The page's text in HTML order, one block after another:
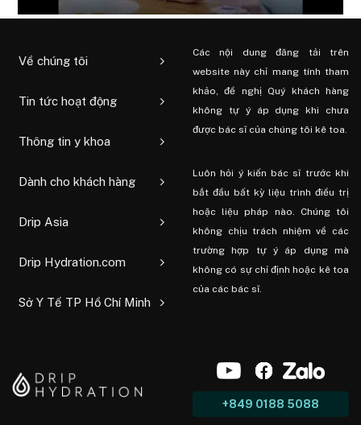
Về chúng tôi
Tin tức hoạt động
Thông tin y khoa
Dành cho khách hàng
Drip Asia
Drip Hydration.com
Sở Y Tế TP Hồ Chí Minh
Các nội dung đăng tải trên
website này chỉ mang tính tham
khảo, đề nghị Quý khách hàng
không tự ý áp dụng khi chưa
được bác sĩ của chúng tôi kê toa.
Luôn hỏi ý kiến ​​bác sĩ trước khi
bắt đầu bất kỳ liệu trình điều trị
hoặc liệu pháp nào. Chúng tôi
không chịu trách nhiệm về các
trường hợp tự ý áp dụng mà
không có sự chỉ định hoặc kê toa
của các bác sĩ.
+849 0188 5088